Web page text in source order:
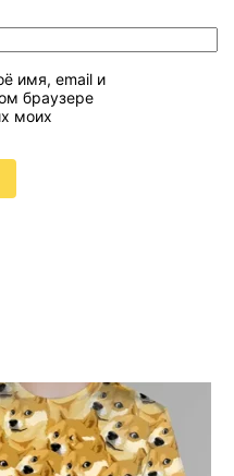
имя, email и
браузере
моих